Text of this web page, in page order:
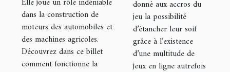
dans la construction de
moteurs des automobiles et
des machines agricoles.
Découvrez dans ce billet
comment fonctionne la
donné aux accros du
jeu la possibilité
d’étancher leur soif
grâce à l’existence
d’une multitude de
jeux en ligne autrefois